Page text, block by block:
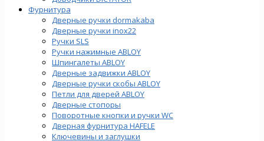
Фурнитура
Дверные ручки dormakaba
Дверные ручки inox22
Ручки SLS
Ручки нажимные ABLOY
Шпингалеты ABLOY
Дверные задвижки ABLOY
Дверные ручки скобы ABLOY
Петли для дверей ABLOY
Дверные стопоры
Поворотные кнопки и ручки WC
Дверная фурнитура HAFELE
Ключевины и заглушки